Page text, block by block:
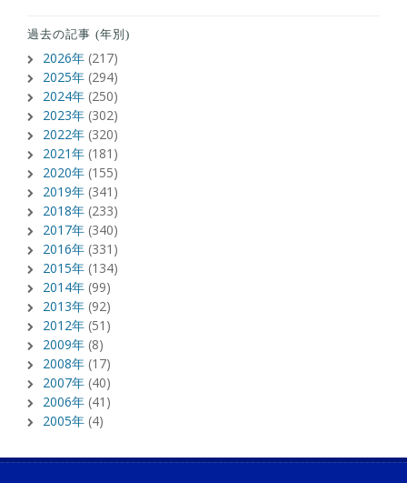
過去の記事 (年別)
2026年 (217)
2025年 (294)
2024年 (250)
2023年 (302)
2022年 (320)
2021年 (181)
2020年 (155)
2019年 (341)
2018年 (233)
2017年 (340)
2016年 (331)
2015年 (134)
2014年 (99)
2013年 (92)
2012年 (51)
2009年 (8)
2008年 (17)
2007年 (40)
2006年 (41)
2005年 (4)